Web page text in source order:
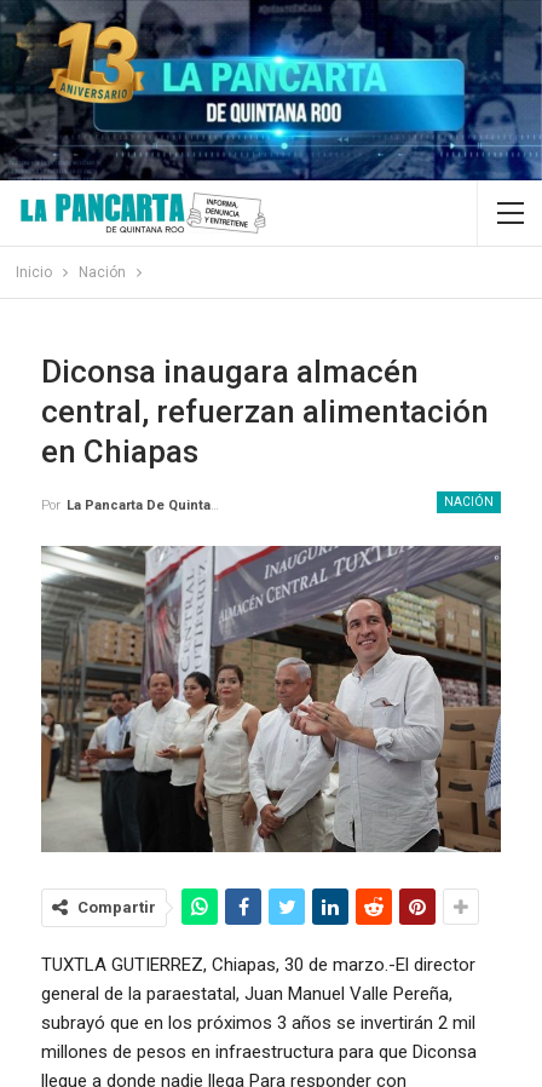
Inicio Nación
Diconsa inaugara almacén
central, refuerzan alimentación
en Chiapas
NACIÓN
Por La Pancarta De Quintana Roo
Compartir
TUXTLA GUTIERREZ, Chiapas, 30 de marzo.-El director
general de la paraestatal, Juan Manuel Valle Pereña,
subrayó que en los próximos 3 años se invertirán 2 mil
millones de pesos en infraestructura para que Diconsa
llegue a donde nadie llega Para responder con